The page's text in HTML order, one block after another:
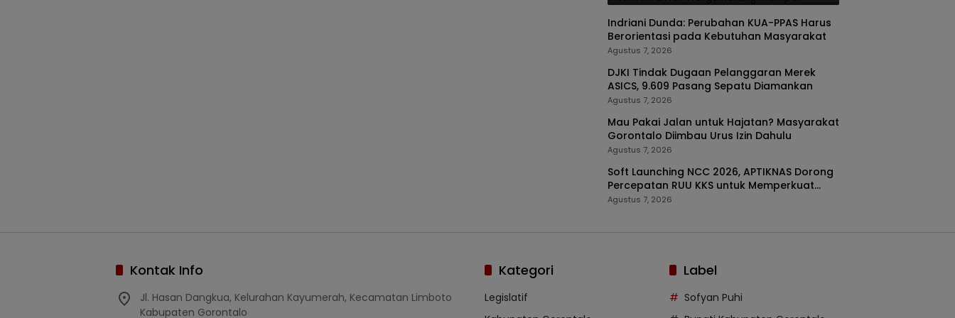
Indriani Dunda: Perubahan KUA-PPAS Harus
Berorientasi pada Kebutuhan Masyarakat
Agustus 7, 2026
DJKI Tindak Dugaan Pelanggaran Merek
ASICS, 9.609 Pasang Sepatu Diamankan
Agustus 7, 2026
Mau Pakai Jalan untuk Hajatan? Masyarakat
Gorontalo Diimbau Urus Izin Dahulu
Agustus 7, 2026
Soft Launching NCC 2026, APTIKNAS Dorong
Percepatan RUU KKS untuk Memperkuat
Kedaulatan Digital Indonesia
Agustus 7, 2026
Kontak Info
Jl. Hasan Dangkua, Kelurahan Kayumerah, Kecamatan Limboto
Kabupaten Gorontalo
Kategori
Legislatif
Label
Sofyan Puhi